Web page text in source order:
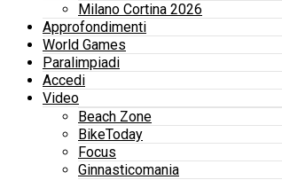
Milano Cortina 2026
Approfondimenti
World Games
Paralimpiadi
Accedi
Video
Beach Zone
BikeToday
Focus
Ginnasticomania